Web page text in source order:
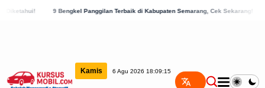
9 Bengkel Panggilan Terbaik di Kabupaten Semarang, Cek Sekarang! 8 Daftar
Kamis 6 Agu 2026 18:09:16